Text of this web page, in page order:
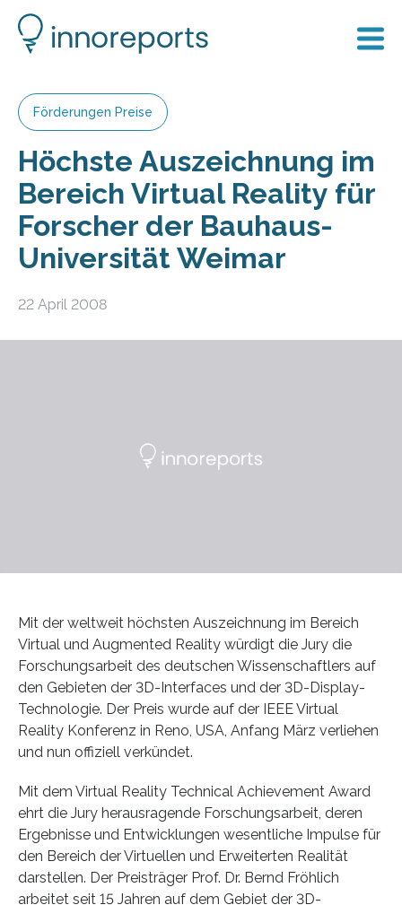
Förderungen Preise
Höchste Auszeichnung im
Bereich Virtual Reality für
Forscher der Bauhaus-
Universität Weimar
22 April 2008
Mit der weltweit höchsten Auszeichnung im Bereich
Virtual und Augmented Reality würdigt die Jury die
Forschungsarbeit des deutschen Wissenschaftlers auf
den Gebieten der 3D-Interfaces und der 3D-Display-
Technologie. Der Preis wurde auf der IEEE Virtual
Reality Konferenz in Reno, USA, Anfang März verliehen
und nun offiziell verkündet.
Mit dem Virtual Reality Technical Achievement Award
ehrt die Jury herausragende Forschungsarbeit, deren
Ergebnisse und Entwicklungen wesentliche Impulse für
den Bereich der Virtuellen und Erweiterten Realität
darstellen. Der Preisträger Prof. Dr. Bernd Fröhlich
arbeitet seit 15 Jahren auf dem Gebiet der 3D-